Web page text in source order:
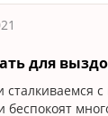
для
беспокоят